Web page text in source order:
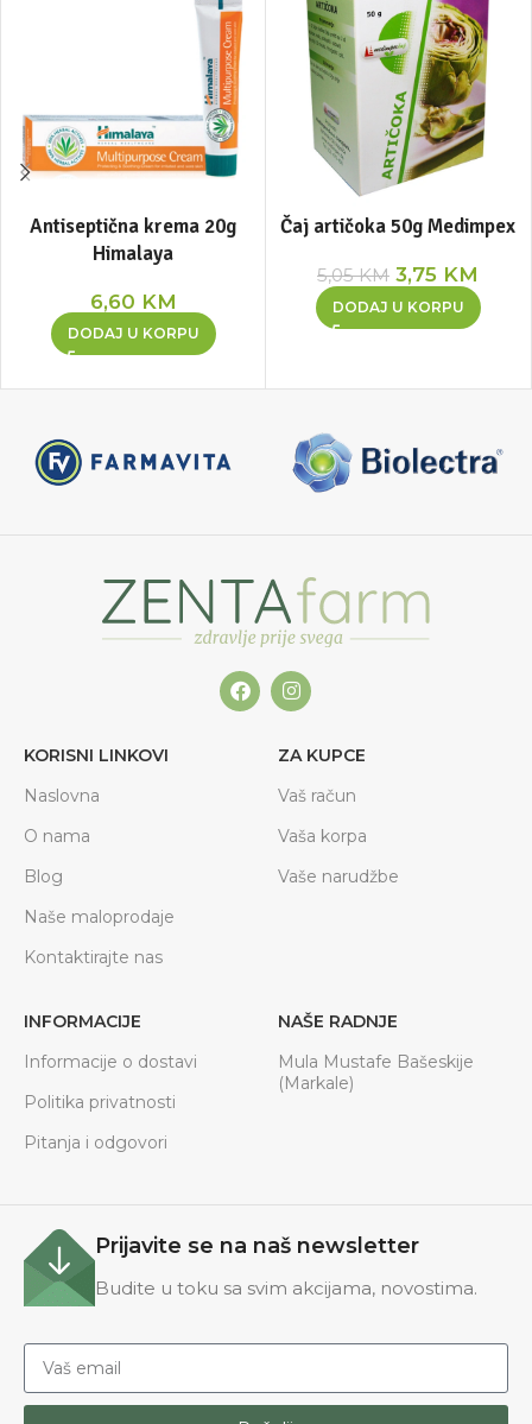
Antiseptična krema 20g
Himalaya
6,60 KM
DODAJ U KORPU
Čaj artičoka 50g Medimpex
5,05KM 3,75 KM
DODAJ U KORPU
KORISNI LINKOVI
Naslovna
O nama
Blog
Naše maloprodaje
Kontaktirajte nas
ZA KUPCE
Vaš račun
Vaša korpa
Vaše narudžbe
INFORMACIJE
Informacije o dostavi
Politika privatnosti
Pitanja i odgovori
NAŠE RADNJE
Mula Mustafe Bašeskije
(Markale)
Prijavite se na naš newsletter
Budite u toku sa svim akcijama, novostima.